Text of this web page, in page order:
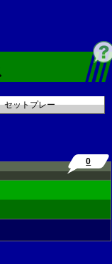
セットプレー
0